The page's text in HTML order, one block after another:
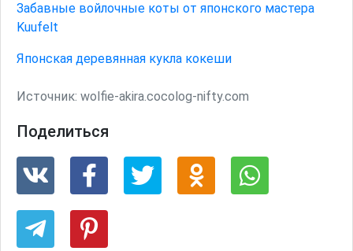
Забавные войлочные коты от японского мастера
Kuufelt
Японская деревянная кукла кокеши
Источник: wolfie-akira.cocolog-nifty.com
Поделиться